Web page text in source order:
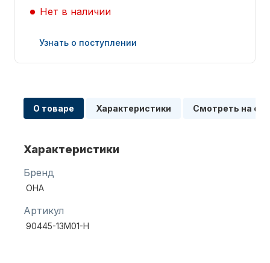
Запчасти для ПЛМ
Нет в наличии
Узнать о поступлении
О товаре Характеристики Смотреть на
Характеристики
Бренд
OHA
Артикул
90445-13M01-H